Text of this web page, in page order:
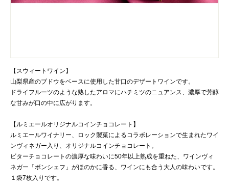
【スウィートワイン】
山梨県産のブドウをベースに使用した甘口のデザートワインです。
ドライフルーツのような熟したアロマにハチミツのニュアンス、濃厚で芳醇
な甘みが口の中に広がります。
【ルミエールオリジナルコインチョコレート】
ルミエールワイナリー、ロック製菓によるコラボレーションで生まれたワイ
ンヴィネガー入り、オリジナルコインチョコレート。
ビターチョコレートの濃厚な味わいに50年以上熟成を重ねた、ワインヴィ
ネガー「ボンシェフ」がほのかに香る、ワインにも合う大人の味わいです。
１袋7枚入りです。